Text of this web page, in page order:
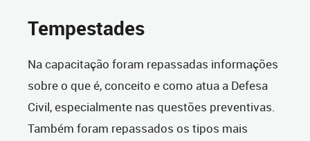
Tempestades
Na capacitação foram repassadas informações
sobre o que é, conceito e como atua a Defesa
Civil, especialmente nas questões preventivas.
Também foram repassados os tipos mais